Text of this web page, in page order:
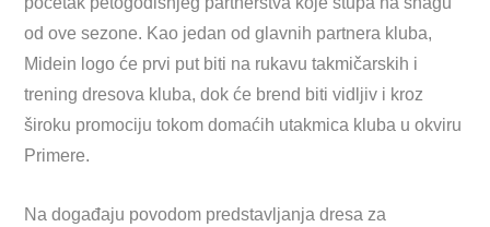
od ove sezone. Kao jedan od glavnih partnera kluba,
Midein logo će prvi put biti na rukavu takmičarskih i
trening dresova kluba, dok će brend biti vidljiv i kroz
široku promociju tokom domaćih utakmica kluba u okviru
Primere.
Na događaju povodom predstavljanja dresa za